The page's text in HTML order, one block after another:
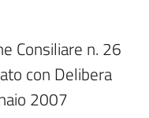
Consiliare n. 26
con Delibera
2007